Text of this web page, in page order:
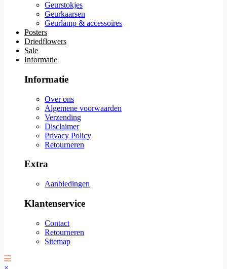
Geurstokjes
Geurkaarsen
Geurlamp & accessoires
Posters
Driedflowers
Sale
Informatie
Informatie
Over ons
Algemene voorwaarden
Verzending
Disclaimer
Privacy Policy
Retourneren
Extra
Aanbiedingen
Klantenservice
Contact
Retourneren
Sitemap